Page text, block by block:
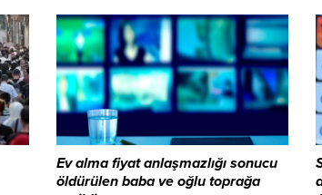
47 sanığın yargılandığı davanın ikinci
duruşması yarın görülecek. Bakırköy 22.
Ağır Ceza Mahkemesince adliyenin
konferans salonunda yapılacak
duruşmada, sanıkların savunmasının
alınmasına devam edilmesi öngörülüyor.
Bakırköy Cumhuriyet Başsavcılığınca
hazırlanan...
Ev alma fiyat anlaşmazlığı sonucu
öldürülen baba ve oğlu toprağa